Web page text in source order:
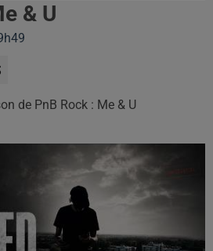
& U
de PnB Rock : Me & U